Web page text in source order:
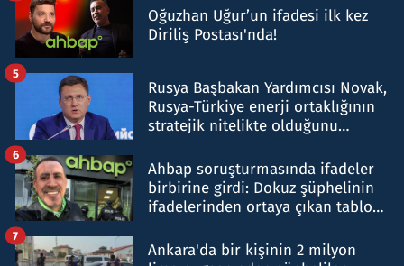
Oğuzhan Uğur’un ifadesi ilk kez
Diriliş Postası'nda!
Rusya Başbakan Yardımcısı Novak,
Rusya-Türkiye enerji ortaklığının
stratejik nitelikte olduğunu
5
Ahbap soruşturmasında ifadeler
birbirine girdi: Dokuz şüphelinin
ifadelerinden ortaya çıkan tablo
6
Ankara'da bir kişinin 2 milyon
7